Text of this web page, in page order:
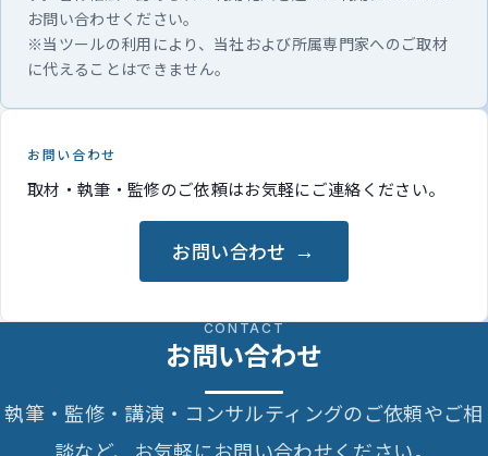
お問い合わせください。
※当ツールの利用により、当社および所属専門家へのご取材
に代えることはできません。
お問い合わせ
取材・執筆・監修のご依頼はお気軽にご連絡ください。
お問い合わせ
CONTACT
お問い合わせ
執筆・監修・講演・コンサルティングのご依頼やご相